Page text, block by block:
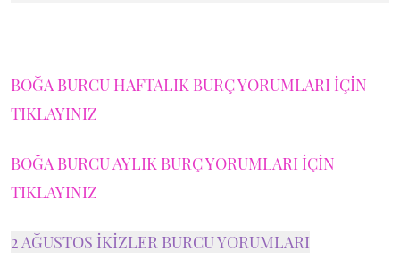
BOĞA BURCU HAFTALIK BURÇ YORUMLARI İÇİN
TIKLAYINIZ
BOĞA BURCU AYLIK BURÇ YORUMLARI İÇİN
TIKLAYINIZ
2 AĞUSTOS İKİZLER BURCU YORUMLARI